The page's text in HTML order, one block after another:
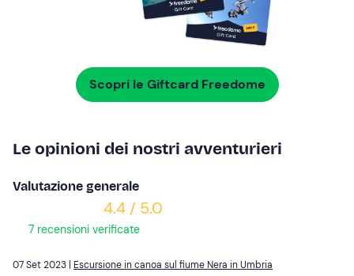
Scopri le Giftcard Freedome
Le opinioni dei nostri avventurieri
Valutazione generale
4.4 / 5.0
7 recensioni verificate
07 Set 2023 | Escursione in canoa sul fiume Nera in Umbria